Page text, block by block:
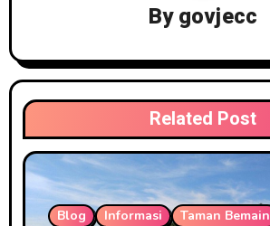
t
o
n
Bygovjecc
Related Post
Blog Informasi Taman Bemain